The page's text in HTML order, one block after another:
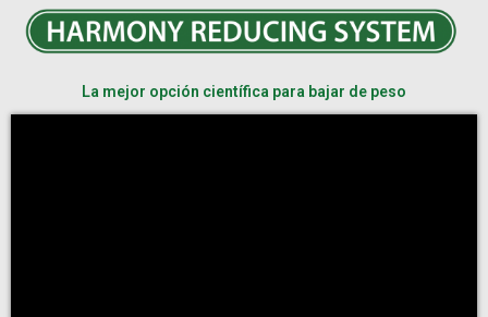
La mejor opción científica para bajar de peso